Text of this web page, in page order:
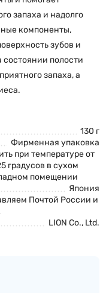
запаха и надолго
компоненты,
зубов и
состоянии полости
запаха, а
130 г
Фирменная упаковка
при температуре от
градусов в сухом
помещении
Япония
Почтой России и
LION Co., Ltd.